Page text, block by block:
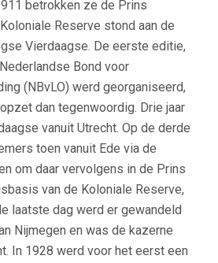
betrokken ze de Prins
Reserve stond aan de
Vierdaagse. De eerste editie,
Bond voor
(NBvLO) werd georganiseerd,
dan tegenwoordig. Drie jaar
vanuit Utrecht. Op de derde
toen vanuit Ede via de
om daar vervolgens in de Prins
van de Koloniale Reserve,
laatste dag werd er gewandeld
Nijmegen en was de kazerne
In 1928 werd voor het eerst een